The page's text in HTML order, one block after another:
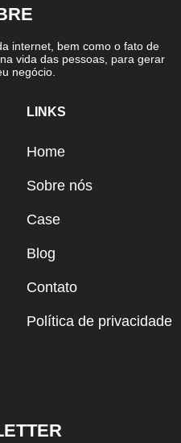
internet, bem como o fato de
vida das pessoas, para gerar
negócio.
LINKS
Home
Sobre nós
Case
Blog
Contato
Política de privacidade